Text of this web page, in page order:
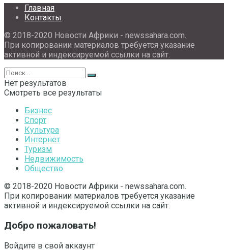
Главная
Контакты
© 2018-2020 Новости Африки - newssahara.com.
При копировании материалов требуется указание
активной и индексируемой ссылки на сайт.
Нет результатов
Смотреть все результаты
Бизнес
Спорт
Культура
Интернет
Туризм
Недвижимость
Общество
© 2018-2020 Новости Африки - newssahara.com.
При копировании материалов требуется указание
активной и индексируемой ссылки на сайт.
Добро пожаловать!
Войдите в свой аккаунт